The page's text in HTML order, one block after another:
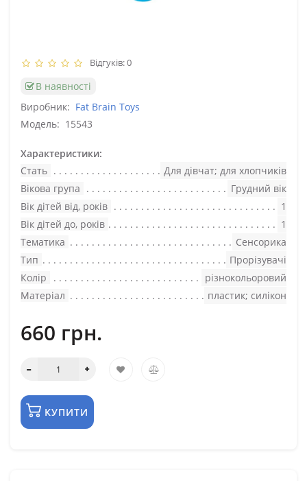
Відгуків: 0
В наявності
Виробник: Fat Brain Toys
Модель: 15543
Характеристики:
Стать
Для дівчат; для хлопчиків
Вікова група
Грудний вік
Вік дітей від, років
1
Вік дітей до, років
1
Тематика
Сенсорика
Тип
Прорізувачі
Колір
різнокольоровий
Матеріал
пластик; силікон
660 грн.
КУПИТИ